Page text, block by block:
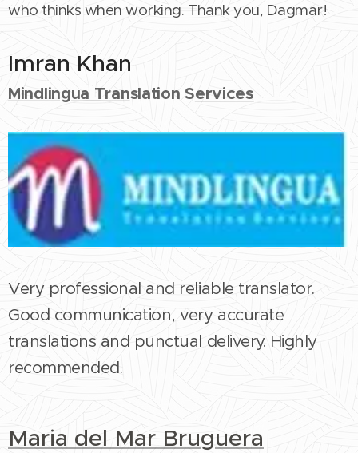
who thinks when working. Thank you, Dagmar!
Imran Khan
Mindlingua Translation Services
Very professional and reliable translator.
Good communication, very accurate
translations and punctual delivery. Highly
recommended.
Maria del Mar Bruguera